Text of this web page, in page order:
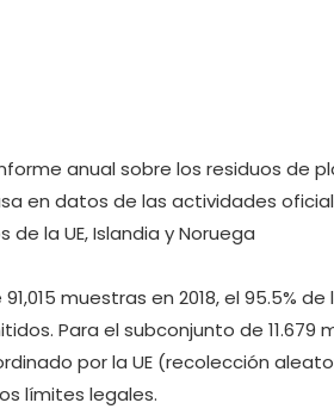
anual sobre los residuos de
en datos de las actividades
la UE, Islandia y Noruega
muestras en 2018, el 95.5%
Para el subconjunto de
por la UE (recolección
límites legales.